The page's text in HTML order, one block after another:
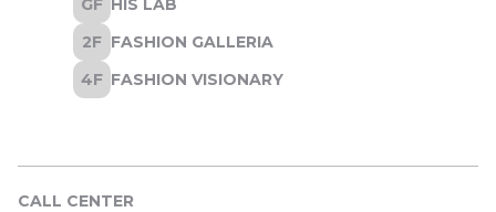
CALL CENTER